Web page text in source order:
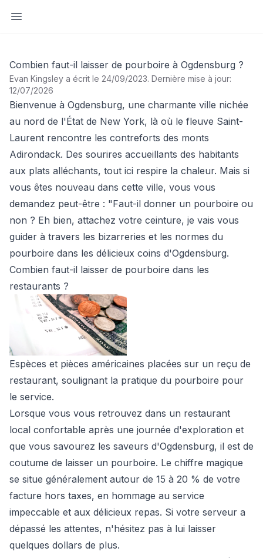
Ouvrir la barre latérale
Combien faut-il laisser de pourboire à Ogdensburg ?
Evan Kingsley a écrit le 24/09/2023. Dernière mise à jour:
12/07/2026
Bienvenue à Ogdensburg, une charmante ville nichée
au nord de l'État de New York, là où le fleuve Saint-
Laurent rencontre les contreforts des monts
Adirondack. Des sourires accueillants des habitants
aux plats alléchants, tout ici respire la chaleur. Mais si
vous êtes nouveau dans cette ville, vous vous
demandez peut-être : "Faut-il donner un pourboire ou
non ? Eh bien, attachez votre ceinture, je vais vous
guider à travers les bizarreries et les normes du
pourboire dans les délicieux coins d'Ogdensburg.
Combien faut-il laisser de pourboire dans les
restaurants ?
Espèces et pièces américaines placées sur un reçu de
restaurant, soulignant la pratique du pourboire pour
le service.
Lorsque vous vous retrouvez dans un restaurant
local confortable après une journée d'exploration et
que vous savourez les saveurs d'Ogdensburg, il est de
coutume de laisser un pourboire. Le chiffre magique
se situe généralement autour de 15 à 20 % de votre
facture hors taxes, en hommage au service
impeccable et aux délicieux repas. Si votre serveur a
dépassé les attentes, n'hésitez pas à lui laisser
quelques dollars de plus.